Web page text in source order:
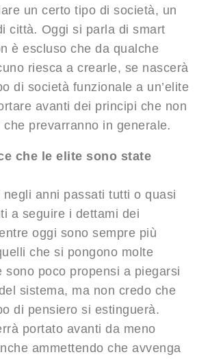
un certo tipo di società, un
città. Oggi si parla di smart
è escluso che da qualche
riesca a crearle, se nascerà
di società funzionale a un’elite
avanti dei principi che non
che prevarranno in generale.
che le elite sono state
negli anni passati tutti o quasi
a seguire i dettami dei
oggi sono sempre più
che si pongono molte
sono poco propensi a piegarsi
sistema, ma non credo che
di pensiero si estinguerà.
portato avanti da meno
ammettendo che avvenga